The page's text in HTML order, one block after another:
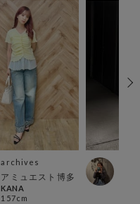
archives
アミュエスト博多
KANA
157cm